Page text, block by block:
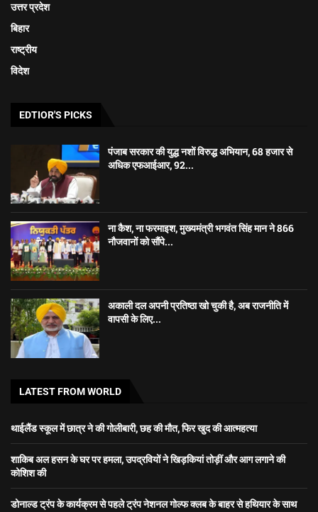
उत्तर प्रदेश
बिहार
राष्ट्रीय
विदेश
EDTIOR'S PICKS
पंजाब सरकार की युद्ध नशों विरुद्ध अभियान, 68 हजार से
अधिक एफआईआर, 92...
ना कैश, ना फरमाइश, मुख्यमंत्री भगवंत सिंह मान ने 866
नौजवानों को सौंपे...
अकाली दल अपनी प्रतिष्ठा खो चुकी है, अब राजनीति में
वापसी के लिए...
LATEST FROM WORLD
थाईलैंड स्कूल में छात्र ने की गोलीबारी, छह की मौत, फिर खुद की आत्महत्या
शाकिब अल हसन के घर पर हमला, उपद्रवियों ने खिड़कियां तोड़ीं और आग लगाने की
कोशिश की
डोनाल्ड ट्रंप के कार्यक्रम से पहले ट्रंप नेशनल गोल्फ क्लब के बाहर से हथियार के साथ